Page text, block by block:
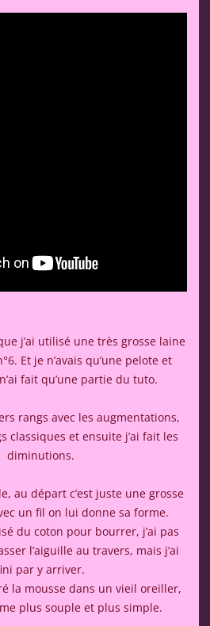
j’ai utilisé une très grosse laine
Et je n’avais qu’une pelote et
fait qu’une partie du tuto.
rangs avec les augmentations,
classiques et ensuite j’ai fait les
diminutions.
au départ c’est juste une grosse
un fil on lui donne sa forme.
du coton pour bourrer, j’ai pas
l’aiguille au travers, mais j’ai
par y arriver.
la mousse dans un vieil oreiller,
plus souple et plus simple.